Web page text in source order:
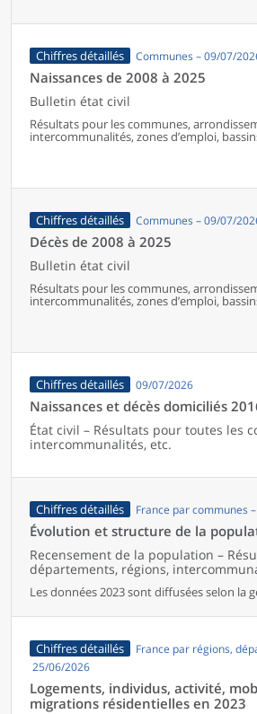
Chiffres détaillés Communes – 09/07/
Naissances de 2008 à 2025
Bulletin état civil
Résultats pour les communes,
intercommunalités, zones d’emploi,
France (y compris Mayotte à partir de 2014).
Chiffres détaillés Communes – 09/07/
Décès de 2008 à 2025
Bulletin état civil
Résultats pour les communes,
intercommunalités, zones d’emploi,
Chiffres détaillés 09/07/2026
Naissances et décès domiciliés
État civil – Résultats pour toutes les
intercommunalités, etc.
Chiffres détaillés France par communes
Évolution et structure de la
Recensement de la population –
départements, régions,
Les données 2023 sont diffusées selon la
Chiffres détaillés
France par régions,
25/06/2026
Logements, individus, activité,
migrations résidentielles en 2023